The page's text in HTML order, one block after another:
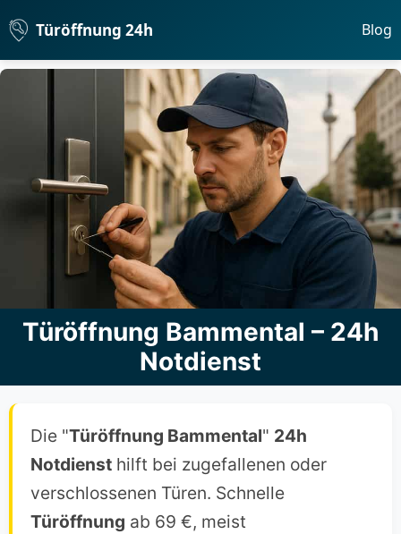
Türöffnung 24h Blog
Türöffnung Bammental – 24h
Notdienst
Die "Türöffnung Bammental" 24h
Notdienst hilft bei zugefallenen oder
verschlossenen Türen. Schnelle
Türöffnung ab 69 €, meist